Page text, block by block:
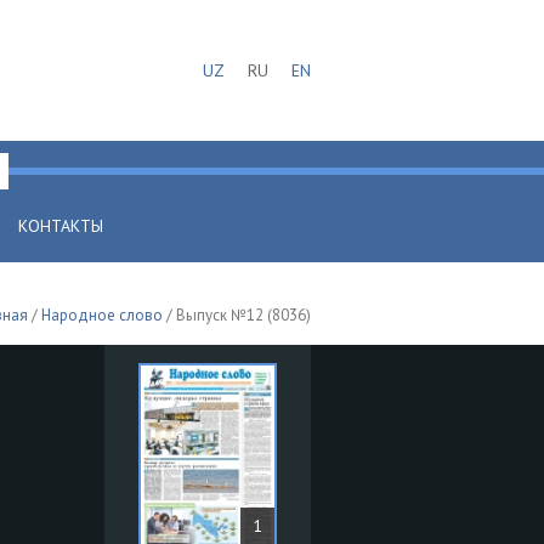
UZ RU EN
КОНТАКТЫ
/Народное слово / Выпуск №12 (8036)
1